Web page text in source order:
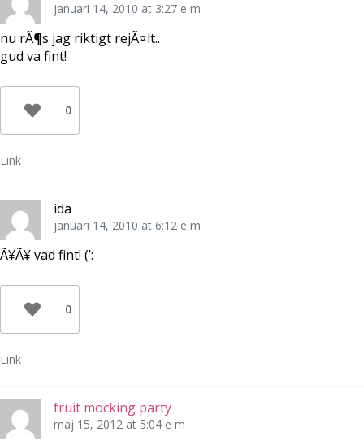
januari 14, 2010 at 3:27 e m
nu rÃ¶s jag riktigt rejÃ¤lt..
gud va fint!
0
Link
ida
januari 14, 2010 at 6:12 e m
Ã¥Ã¥ vad fint! (’:
0
Link
fruit mocking party
maj 15, 2012 at 5:04 e m